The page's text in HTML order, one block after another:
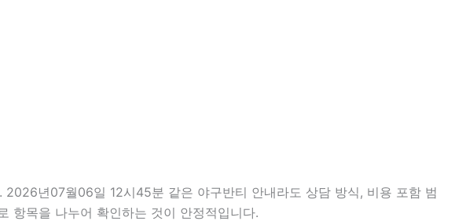
년07월06일 12시45분 같은 야구반티 안내라도 상담 방식, 비용 포함 범
항목을 나누어 확인하는 것이 안정적입니다.